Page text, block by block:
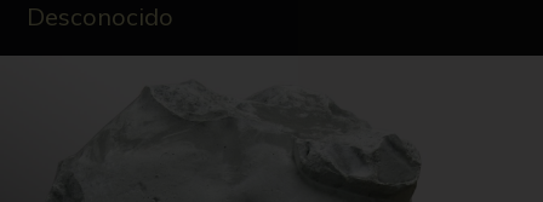
Desconocido